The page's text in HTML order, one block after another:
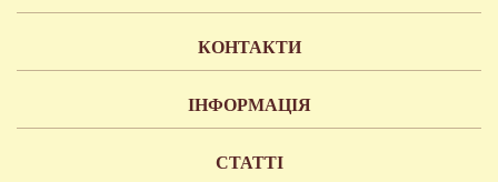
КОНТАКТИ
ІНФОРМАЦІЯ
СТАТТІ